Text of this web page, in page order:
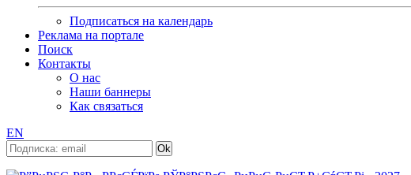
Подписаться на календарь
Реклама на портале
Поиск
Контакты
О нас
Наши баннеры
Как связаться
EN